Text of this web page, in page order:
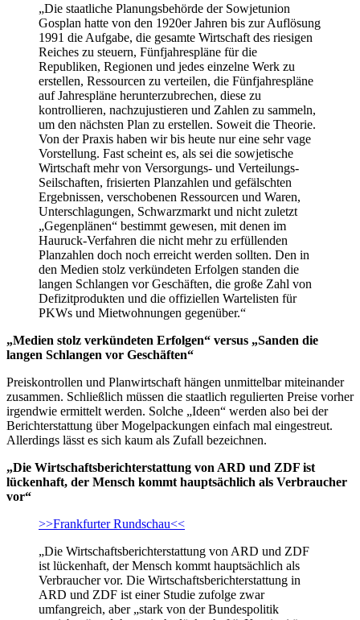
„Die staatliche Planungsbehörde der Sowjetunion
Gosplan hatte von den 1920er Jahren bis zur Auflösung
1991 die Aufgabe, die gesamte Wirtschaft des riesigen
Reiches zu steuern, Fünfjahrespläne für die
Republiken, Regionen und jedes einzelne Werk zu
erstellen, Ressourcen zu verteilen, die Fünfjahrespläne
auf Jahrespläne herunterzubrechen, diese zu
kontrollieren, nachzujustieren und Zahlen zu sammeln,
um den nächsten Plan zu erstellen. Soweit die Theorie.
Von der Praxis haben wir bis heute nur eine sehr vage
Vorstellung. Fast scheint es, als sei die sowjetische
Wirtschaft mehr von Versorgungs- und Verteilungs-
Seilschaften, frisierten Planzahlen und gefälschten
Ergebnissen, verschobenen Ressourcen und Waren,
Unterschlagungen, Schwarzmarkt und nicht zuletzt
„Gegenplänen“ bestimmt gewesen, mit denen im
Hauruck-Verfahren die nicht mehr zu erfüllenden
Planzahlen doch noch erreicht werden sollten. Den in
den Medien stolz verkündeten Erfolgen standen die
langen Schlangen vor Geschäften, die große Zahl von
Defizitprodukten und die offiziellen Wartelisten für
PKWs und Mietwohnungen gegenüber.“
„Medien stolz verkündeten Erfolgen“ versus „Sanden die
langen Schlangen vor Geschäften“
Preiskontrollen und Planwirtschaft hängen unmittelbar miteinander
zusammen. Schließlich müssen die staatlich regulierten Preise vorher
irgendwie ermittelt werden. Solche „Ideen“ werden also bei der
Berichterstattung über Mogelpackungen einfach mal eingestreut.
Allerdings lässt es sich kaum als Zufall bezeichnen.
„Die Wirtschaftsberichterstattung von ARD und ZDF ist
lückenhaft, der Mensch kommt hauptsächlich als Verbraucher
vor“
>>Frankfurter Rundschau<<
„Die Wirtschaftsberichterstattung von ARD und ZDF
ist lückenhaft, der Mensch kommt hauptsächlich als
Verbraucher vor. Die Wirtschaftsberichterstattung in
ARD und ZDF ist einer Studie zufolge zwar
umfangreich, aber „stark von der Bundespolitik